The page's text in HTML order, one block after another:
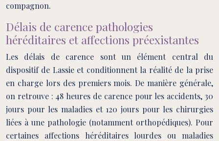
compagnon.
Délais de carence pathologies
héréditaires et affections préexistantes
Les délais de carence sont un élément central du
dispositif de Lassie et conditionnent la réalité de la prise
en charge lors des premiers mois. De manière générale,
on retrouve : 48 heures de carence pour les accidents, 30
jours pour les maladies et 120 jours pour les chirurgies
liées à une pathologie (notamment orthopédiques). Pour
certaines affections héréditaires lourdes ou maladies